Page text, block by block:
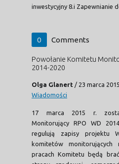
inwestycyjny 8.i Zapewnianie
0 Comments
Powołanie Komitetu
2014-2020
Olga Glanert / 23 marca 2015
Wiadomości
17 marca 2015 r.
Monitorujący RPO WD
regulują zapisy projektu
komitetów
pracach Komitetu będą